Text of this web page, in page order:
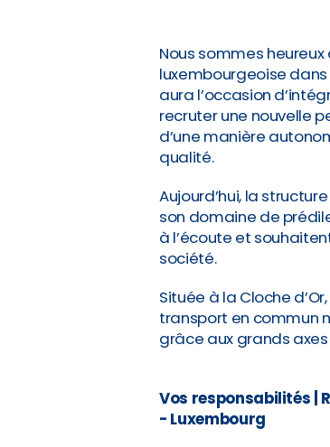
Nous sommes
luxembourgeoise
aura l’occasion
recruter une nouvelle
d’une manière
qualité.
Aujourd’hui, la
son domaine de
à l’écoute et
société.
Située à la Cloche
transport en commun
grâce aux grands
Vos responsabilités |
- Luxembourg